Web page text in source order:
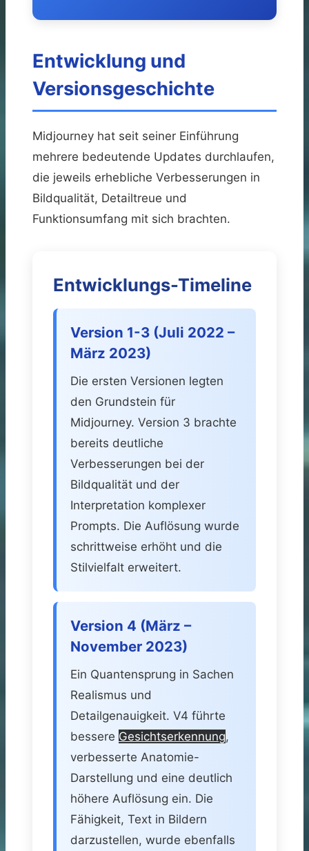
Entwicklung und
Versionsgeschichte
Midjourney hat seit seiner Einführung
mehrere bedeutende Updates durchlaufen,
die jeweils erhebliche Verbesserungen in
Bildqualität, Detailtreue und
Funktionsumfang mit sich brachten.
Entwicklungs-Timeline
Version 1-3 (Juli 2022 –
März 2023)
Die ersten Versionen legten
den Grundstein für
Midjourney. Version 3 brachte
bereits deutliche
Verbesserungen bei der
Bildqualität und der
Interpretation komplexer
Prompts. Die Auflösung wurde
schrittweise erhöht und die
Stilvielfalt erweitert.
Version 4 (März –
November 2023)
Ein Quantensprung in Sachen
Realismus und
Detailgenauigkeit. V4 führte
bessere Gesichtserkennung,
verbesserte Anatomie-
Darstellung und eine deutlich
höhere Auflösung ein. Die
Fähigkeit, Text in Bildern
darzustellen, wurde ebenfalls